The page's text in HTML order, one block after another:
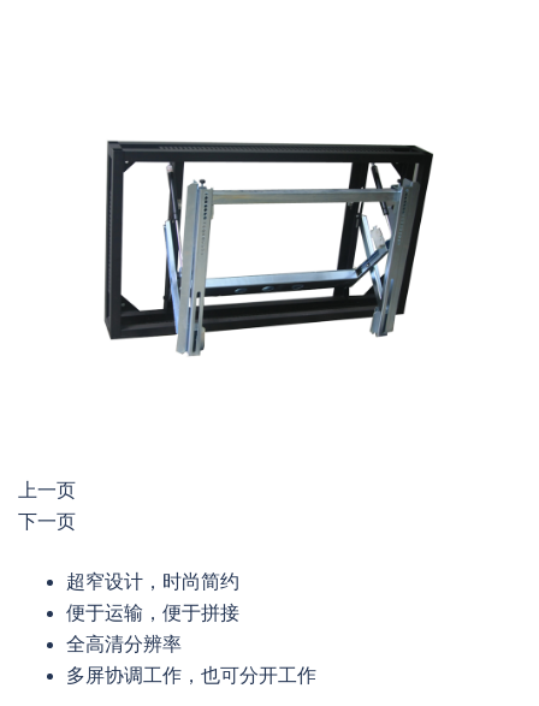
上一页
下一页
超窄设计，时尚简约
便于运输，便于拼接
全高清分辨率
多屏协调工作，也可分开工作